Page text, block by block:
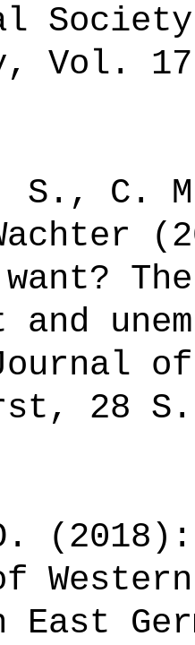
Vol.
S., C.
want?
and
of
28 S.
East